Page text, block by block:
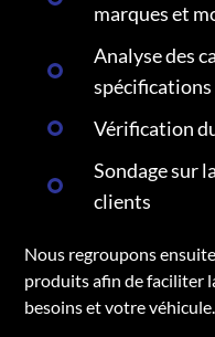
marques et
Analyse des
spécifications
Vérification
Sondage sur
clients
Nous regroupons
produits afin de faciliter
besoins et votre véhicule.